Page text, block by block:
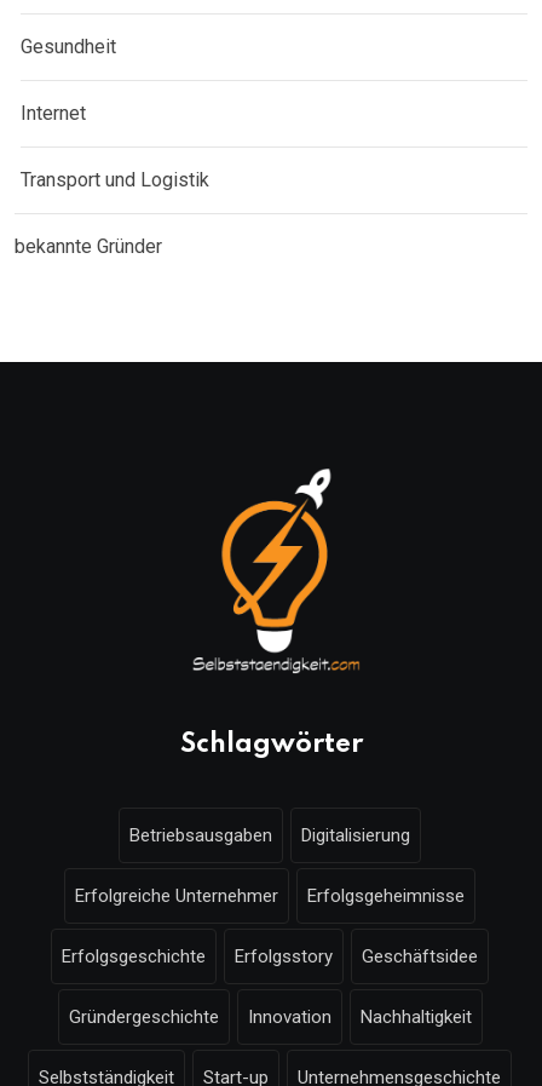
Gesundheit
Internet
Transport und Logistik
bekannte Gründer
Schlagwörter
Betriebsausgaben Digitalisierung
Erfolgreiche Unternehmer Erfolgsgeheimnisse
Erfolgsgeschichte Erfolgsstory Geschäftsidee
Gründergeschichte Innovation Nachhaltigkeit
Selbstständigkeit Start-up Unternehmensgeschichte